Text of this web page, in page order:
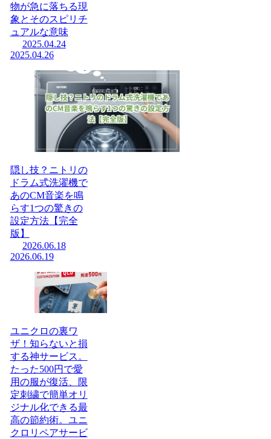
物が急に落ちる現
象とそのスピリチ
ュアルな意味
2025.04.24
2025.04.26
隠し技？ニトリの
ドラム式洗濯機で
あのCM音楽を鳴
らす1つの驚きの
設定方法【完全
版】
2026.06.18
2026.06.19
ユニクロの裏ワ
ザ！知らないと損
する神サービス。
たった500円で愛
用の服が復活、限
定刺繍で簡単オリ
ジナル化できる最
高の節約術。ユニ
クロリペアサービ